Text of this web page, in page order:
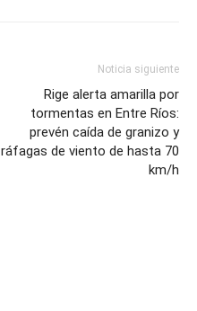
Noticia siguiente
Rige alerta amarilla por
tormentas en Entre Ríos:
prevén caída de granizo y
ráfagas de viento de hasta 70
km/h